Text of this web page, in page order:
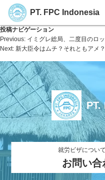
PT. FPC Indonesia
投稿ナビゲーション
Previous: イミグレ総局、二度目のロ
Next: 新大臣令はムチ？それともアメ？
PT.
就労ビザについ
お問い合